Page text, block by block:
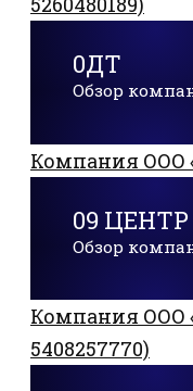
0ДТ
Обзор
Компания ООО
09 ЦЕНТР
Обзор
Компания ООО
5408257770)